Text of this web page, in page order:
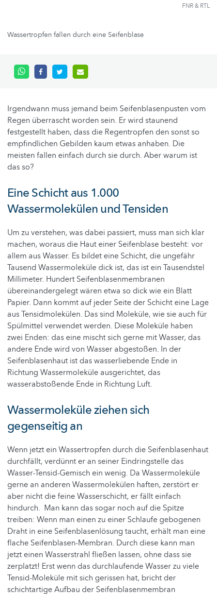
FNR & RTL
Wassertropfen fallen durch eine Seifenblase
Irgendwann muss jemand beim Seifenblasenpusten vom
Regen überrascht worden sein. Er wird staunend
festgestellt haben, dass die Regentropfen den sonst so
empfindlichen Gebilden kaum etwas anhaben. Die
meisten fallen einfach durch sie durch. Aber warum ist
das so?
Eine Schicht aus 1.000
Wassermolekülen und Tensiden
Um zu verstehen, was dabei passiert, muss man sich klar
machen, woraus die Haut einer Seifenblase besteht: vor
allem aus Wasser. Es bildet eine Schicht, die ungefähr
Tausend Wassermoleküle dick ist, das ist ein Tausendstel
Millimeter. Hundert Seifenblasenmembranen
übereinandergelegt wären etwa so dick wie ein Blatt
Papier. Dann kommt auf jeder Seite der Schicht eine Lage
aus Tensidmolekülen. Das sind Moleküle, wie sie auch für
Spülmittel verwendet werden. Diese Moleküle haben
zwei Enden: das eine mischt sich gerne mit Wasser, das
andere Ende wird von Wasser abgestoßen. In der
Seifenblasenhaut ist das wasserliebende Ende in
Richtung Wassermoleküle ausgerichtet, das
wasserabstoßende Ende in Richtung Luft.
Wassermoleküle ziehen sich
gegenseitig an
Wenn jetzt ein Wassertropfen durch die Seifenblasenhaut
durchfällt, verdünnt er an seiner Eindringstelle das
Wasser-Tensid-Gemisch ein wenig. Da Wassermoleküle
gerne an anderen Wassermolekülen haften, zerstört er
aber nicht die feine Wasserschicht, er fällt einfach
hindurch. Man kann das sogar noch auf die Spitze
treiben: Wenn man einen zu einer Schlaufe gebogenen
Draht in eine Seifenblasenlösung taucht, erhält man eine
flache Seifenblasen-Membran. Durch diese kann man
jetzt einen Wasserstrahl fließen lassen, ohne dass sie
zerplatzt! Erst wenn das durchlaufende Wasser zu viele
Tensid-Moleküle mit sich gerissen hat, bricht der
schichtartige Aufbau der Seifenblasenmembran